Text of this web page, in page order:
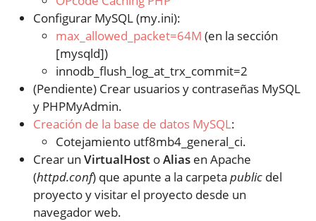
Configurar MySQL (my.ini):
max_allowed_packet=64M (en la sección
[mysqld])
innodb_flush_log_at_trx_commit=2
(Pendiente) Crear usuarios y contraseñas MySQL
y PHPMyAdmin.
Creación de la base de datos MySQL:
Cotejamiento utf8mb4_general_ci.
Crear un VirtualHost oAlias en Apache
(httpd.conf) que apunte a la carpeta public del
proyecto y visitar el proyecto desde un
navegador web.